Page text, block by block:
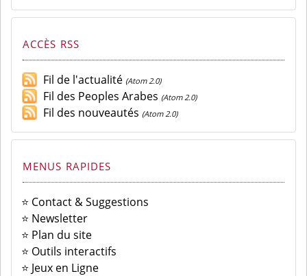
ACCÈS RSS
Fil de l'actualité (Atom 2.0)
Fil des Peoples Arabes (Atom 2.0)
Fil des nouveautés (Atom 2.0)
MENUS RAPIDES
⭐ Contact & Suggestions
⭐ Newsletter
⭐ Plan du site
⭐ Outils interactifs
⭐ Jeux en Ligne